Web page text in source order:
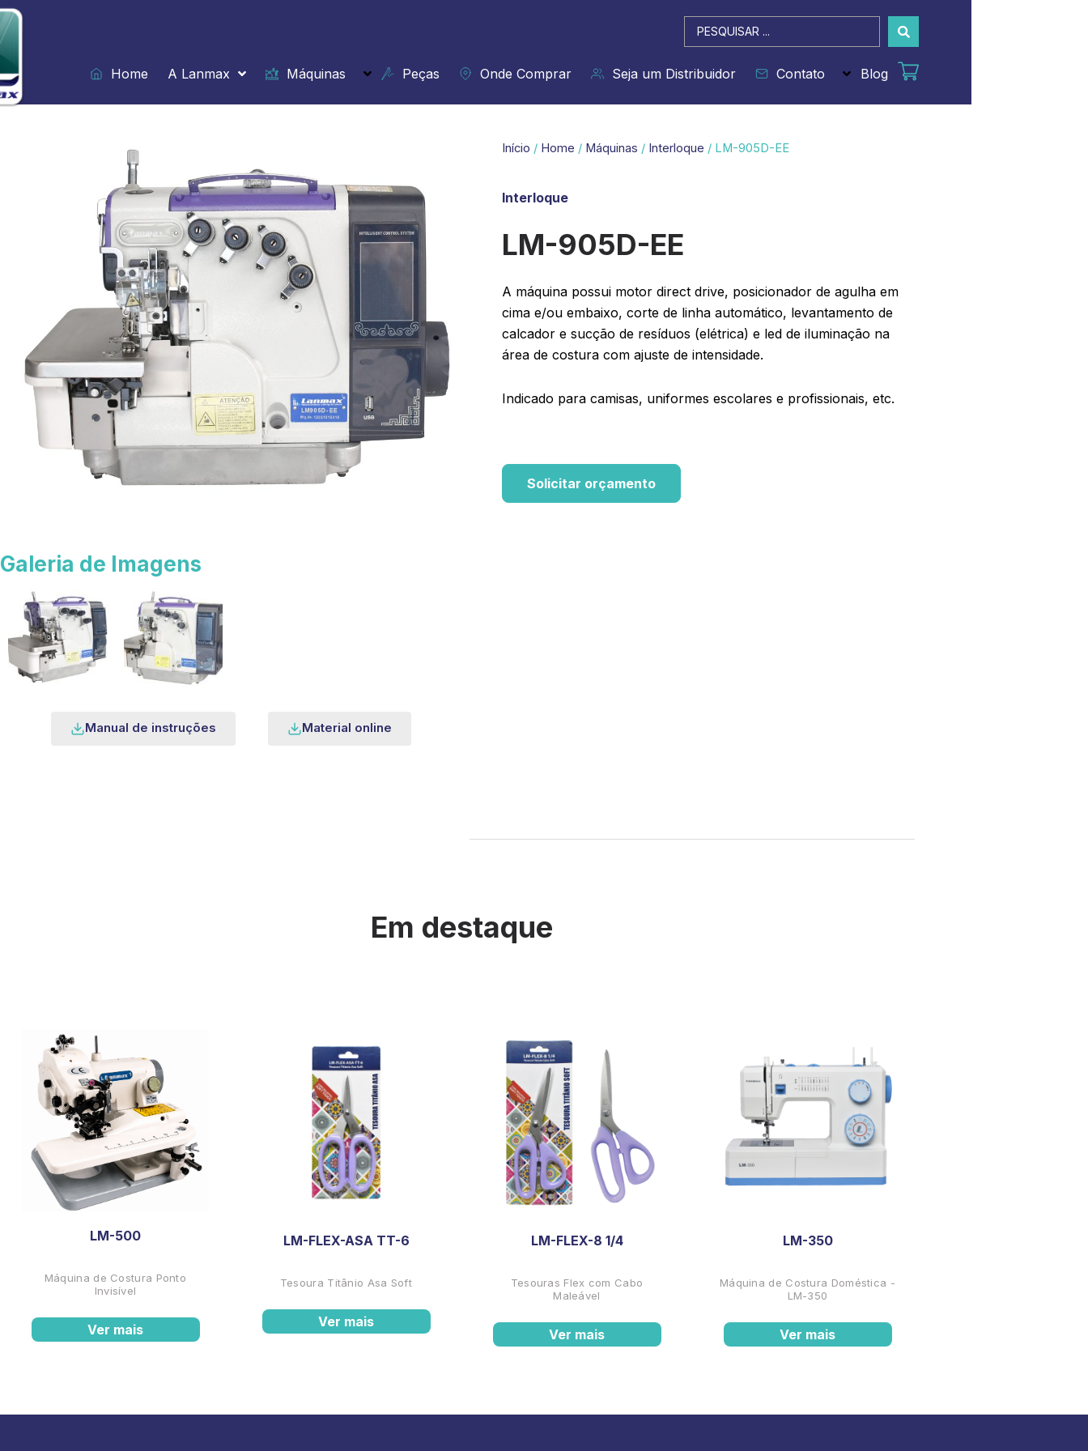
Ir
para
o
conteúdo
Pesquisar
...
Home
A Lanmax Máquinas Peças Onde Comprar Seja um Distribuidor Contato Blog
Galeria de Imagens
Manual de instruções Material online
Início / Home / Máquinas / Interloque / LM-905D-EE
Interloque
LM-905D-EE
A máquina possui motor direct drive, posicionador de agulha em
cima e/ou embaixo, corte de linha automático, levantamento de
calcador e sucção de resíduos (elétrica) e led de iluminação na
área de costura com ajuste de intensidade.
Indicado para camisas, uniformes escolares e profissionais, etc.
Solicitar orçamento
Em destaque
LM-500
Máquina de Costura Ponto
Invisível
Ver mais
LM-FLEX-ASA TT-6
Tesoura Titânio Asa Soft
Ver mais
LM-FLEX-8 1/4
Tesouras Flex com Cabo
Maleável
Ver mais
LM-350
Máquina de Costura Doméstica -
LM-350
Ver mais